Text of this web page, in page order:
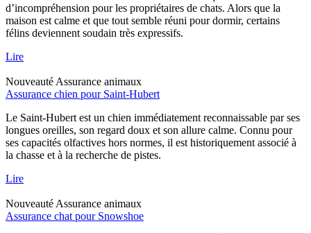
d’incompréhension pour les propriétaires de chats. Alors que la
maison est calme et que tout semble réuni pour dormir, certains
félins deviennent soudain très expressifs.
Lire
Nouveauté Assurance animaux
Assurance chien pour Saint-Hubert
Le Saint-Hubert est un chien immédiatement reconnaissable par ses
longues oreilles, son regard doux et son allure calme. Connu pour
ses capacités olfactives hors normes, il est historiquement associé à
la chasse et à la recherche de pistes.
Lire
Nouveauté Assurance animaux
Assurance chat pour Snowshoe